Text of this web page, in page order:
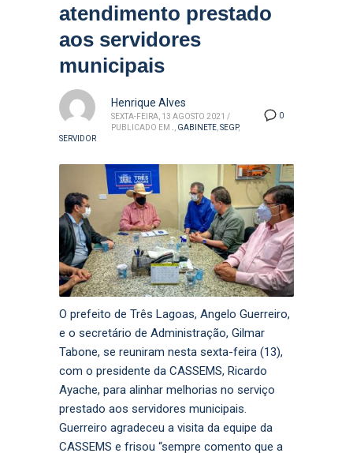
atendimento prestado
aos servidores
municipais
0
Henrique Alves
SEXTA-FEIRA, 13 AGOSTO 2021 /
PUBLICADO EM
GABINETE SEGP,
SERVIDOR
O prefeito de Três Lagoas, Angelo Guerreiro,
e o secretário de Administração, Gilmar
Tabone, se reuniram nesta sexta-feira (13),
com o presidente da CASSEMS, Ricardo
Ayache, para alinhar melhorias no serviço
prestado aos servidores municipais.
Guerreiro agradeceu a visita da equipe da
CASSEMS e frisou “sempre comento que a